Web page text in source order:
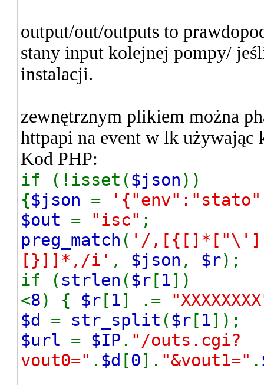
output/out/outputs to
stany input kolejnej pompy/
instalacji.
zewnętrznym plikiem można
httpapi na event w lk używając
Kod PHP:
if (!isset($json ))
{$json =
$out = "isc"
preg_match ( '/
[}]]*,/i' , $json , $r
if ( strlen ($r[ 1])
<8) { $r[ 1] .=
$d = str_split ($r[ 1
$url = $IP . "/outs.cgi?
vout0=" . $d [0]. "&vout1=" .